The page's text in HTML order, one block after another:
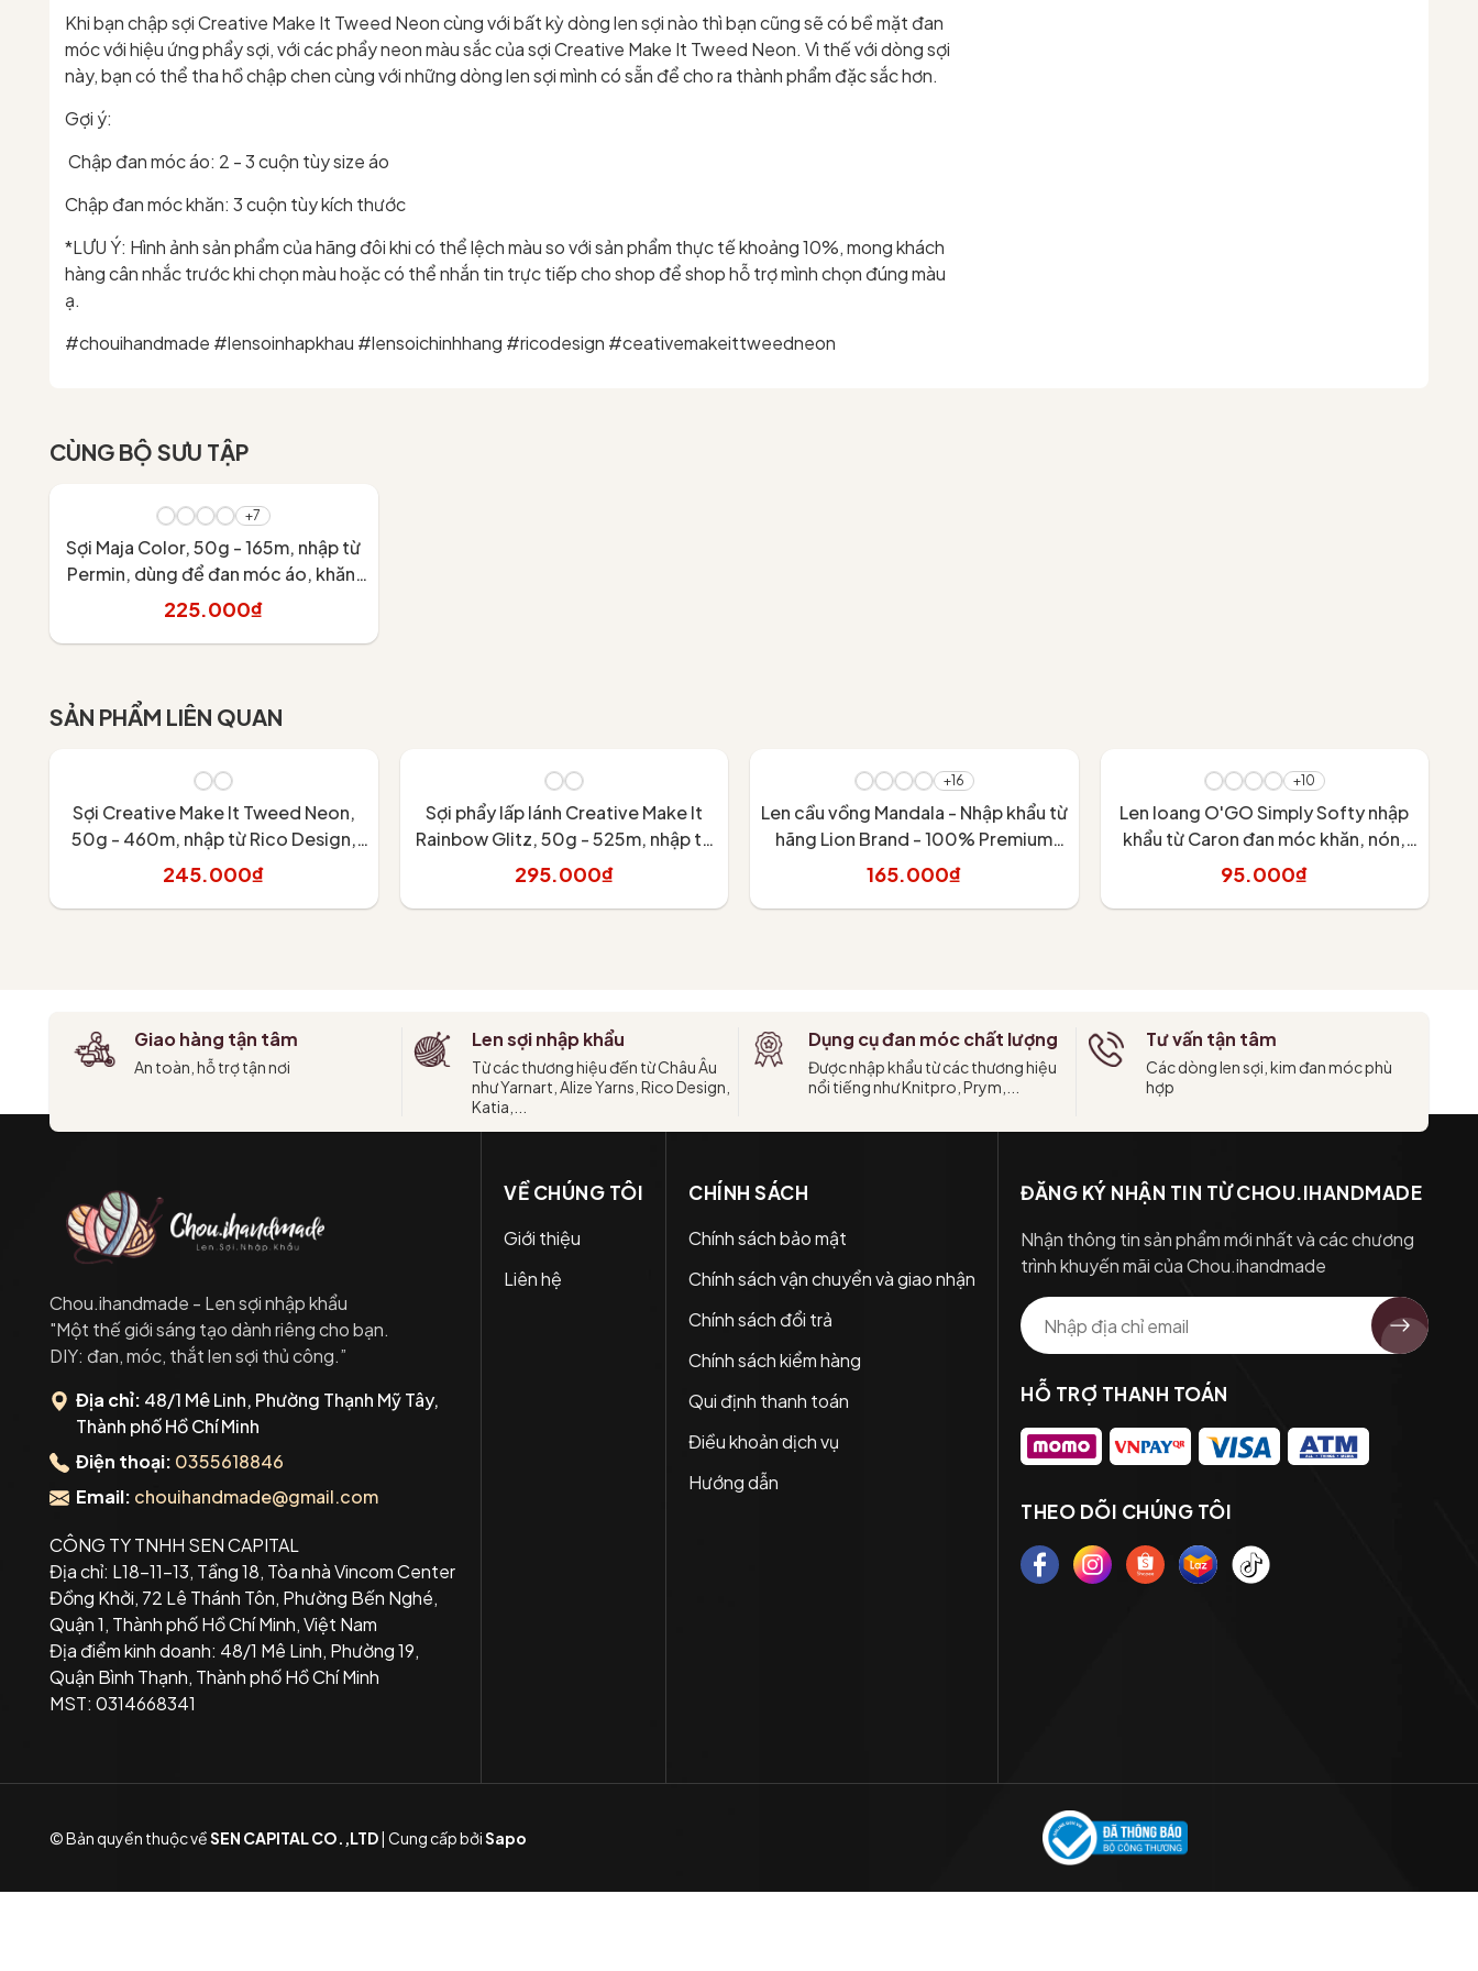
Khi bạn chập sợi Creative Make It Tweed Neon cùng với bất kỳ dòng len sợi nào thì bạn cũng sẽ có bề mặt đan
móc với hiệu ứng phẩy sợi, với các phẩy neon màu sắc của sợi Creative Make It Tweed Neon. Vì thế với dòng sợi
này, bạn có thể tha hồ chập chen cùng với những dòng len sợi mình có sẵn để cho ra thành phẩm đặc sắc hơn.
Gợi ý:
Chập đan móc áo: 2 - 3 cuộn tùy size áo
Chập đan móc khăn: 3 cuộn tùy kích thước
*LƯU Ý: Hình ảnh sản phẩm của hãng đôi khi có thể lệch màu so với sản phẩm thực tế khoảng 10%, mong khách
hàng cân nhắc trước khi chọn màu hoặc có thể nhắn tin trực tiếp cho shop để shop hỗ trợ mình chọn đúng màu
ạ.
#chouihandmade #lensoinhapkhau #lensoichinhhang #ricodesign #ceativemakeittweedneon
CÙNG BỘ SƯU TẬP
+7
Sợi Maja Color, 50g - 165m, nhập từ
Permin, dùng để đan móc áo, khăn,
váy
225.000₫
SẢN PHẨM LIÊN QUAN
Sợi Creative Make It Tweed Neon,
50g - 460m, nhập từ Rico Design,
đan móc áo, khăn, váy
245.000₫
Sợi phẩy lấp lánh Creative Make It
Rainbow Glitz, 50g - 525m, nhập từ
Rico Design, đan móc áo, váy, khăn
295.000₫
+16
Len cầu vồng Mandala - Nhập khẩu từ
hãng Lion Brand - 100% Premium
Acrylic - 150gram dài 173m
165.000₫
+10
Len loang O'GO Simply Softy nhập
khẩu từ Caron đan móc khăn, nón,
chăn, áo, váy
95.000₫
Giao hàng tận tâm
An toàn, hỗ trợ tận nơi
Len sợi nhập khẩu
Từ các thương hiệu đến từ Châu Âu
như Yarnart, Alize Yarns, Rico Design,
Katia,...
Dụng cụ đan móc chất lượng
Được nhập khẩu từ các thương hiệu
nổi tiếng như Knitpro, Prym,...
Tư vấn tận tâm
Các dòng len sợi, kim đan móc phù
hợp
Chou.ihandmade - Len sợi nhập khẩu
"Một thế giới sáng tạo dành riêng cho bạn.
DIY: đan, móc, thắt len sợi thủ công.”
Địa chỉ: 48/1 Mê Linh, Phường Thạnh Mỹ Tây,
Thành phố Hồ Chí Minh
Điện thoại: 0355618846
Email: chouihandmade@gmail.com
CÔNG TY TNHH SEN CAPITAL
Địa chỉ: L18-11-13, Tầng 18, Tòa nhà Vincom Center
Đồng Khởi, 72 Lê Thánh Tôn, Phường Bến Nghé,
Quận 1, Thành phố Hồ Chí Minh, Việt Nam
Địa điểm kinh doanh: 48/1 Mê Linh, Phường 19,
Quận Bình Thạnh, Thành phố Hồ Chí Minh
MST: 0314668341
VỀ CHÚNG TÔI
Giới thiệu
Liên hệ
CHÍNH SÁCH
Chính sách bảo mật
Chính sách vận chuyển và giao nhận
Chính sách đổi trả
Chính sách kiểm hàng
Qui định thanh toán
Điều khoản dịch vụ
Hướng dẫn
ĐĂNG KÝ NHẬN TIN TỪ CHOU.IHANDMADE
Nhận thông tin sản phẩm mới nhất và các chương
trình khuyến mãi của Chou.ihandmade
HỖ TRỢ THANH TOÁN
THEO DÕI CHÚNG TÔI
© Bản quyền thuộc vềSEN CAPITAL CO.,LTD| Cung cấp bởiSapo